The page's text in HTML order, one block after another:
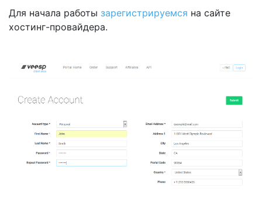
Для начала работы зарегистрируемся на сайте
хостинг-провайдера.